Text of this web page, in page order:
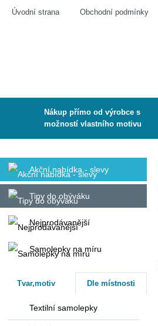
Úvodní strana Obchodní podmínky
Nákup přímo od výrobce s
možností vlastního motivu
Akční nabídka - slevy
Tipy do obýváku
Nejprodávanější
Samolepky na míru
Tvar,motiv Dle místnosti
Textilní samolepky